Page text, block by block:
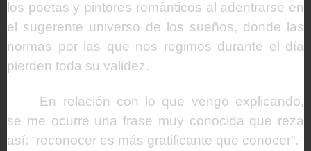
los poetas y pintores románticos al adentrarse en
el sugerente universo de los sueños, donde las
normas por las que nos regimos durante el día
pierden toda su validez.
En relación con lo que vengo explicando,
se me ocurre una frase muy conocida que reza
así: “reconocer es más gratificante que conocer”.